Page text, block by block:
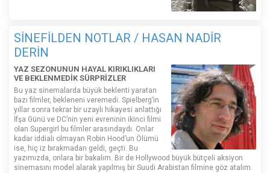
SİNEFİLDEN NOTLAR / HASAN NADİR
DERİN
YAZ SEZONUNUN HAYAL KIRIKLIKLARI
VE BEKLENMEDİK SÜRPRİZLER
Bu yaz sinemalarda büyük beklenti yaratan
bazı filmler, bekleneni veremedi. Spielberg’in
yıllar sonra tekrar bir uzaylı hikayesi anlattığı
İfşa Günü ve DC’nin yeni evreninin ikinci filmi
olan Supergirl bu filmler arasındaydı. Onlar
kadar iddialı olmayan Robin Hood’un Ölümü
ise, hiç iz bırakmadan geldi, geçti. Bu
yazımızda, onlara bir bakalım. Bir de Hollywood büyük bütçeli aksiyon
sinemasını model alarak yapılmış bir Suudi Arabistan filmine göz atalım.